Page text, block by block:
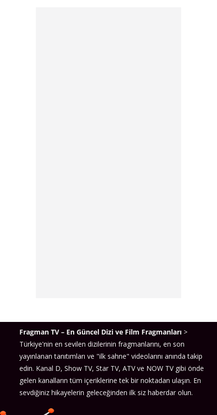
Fragman TV – En Güncel Dizi ve Film Fragmanları >
Türkiye'nin en sevilen dizilerinin fragmanlarını, en son
yayınlanan tanıtımları ve "ilk sahne" videolarını anında takip
edin. Kanal D, Show TV, Star TV, ATV ve NOW TV gibi önde
gelen kanalların tüm içeriklerine tek bir noktadan ulaşın. En
sevdiğiniz hikayelerin geleceğinden ilk siz haberdar olun.